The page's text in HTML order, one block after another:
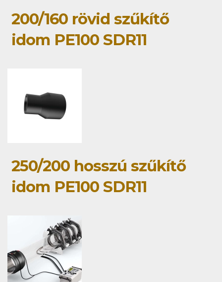
200/160 rövid szűkítő
idom PE100 SDR11
250/200 hosszú szűkítő
idom PE100 SDR11